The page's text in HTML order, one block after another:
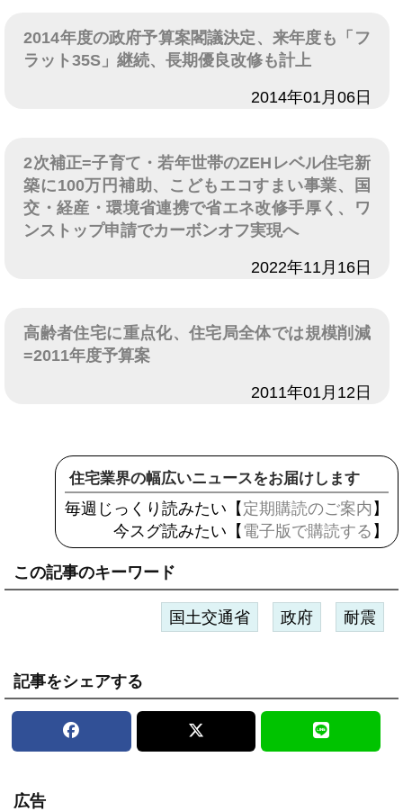
2014年度の政府予算案閣議決定、来年度も「フ
ラット35S」継続、長期優良改修も計上
2014年01月06日
2次補正=子育て・若年世帯のZEHレベル住宅新
築に100万円補助、こどもエコすまい事業、国
交・経産・環境省連携で省エネ改修手厚く、ワ
ンストップ申請でカーボンオフ実現へ
2022年11月16日
高齢者住宅に重点化、住宅局全体では規模削減
=2011年度予算案
2011年01月12日
住宅業界の幅広いニュースをお届けします
毎週じっくり読みたい【 定期購読のご案内 】
今スグ読みたい【 電子版で購読する 】
この記事のキーワード
国土交通省 政府 耐震
記事をシェアする
広告